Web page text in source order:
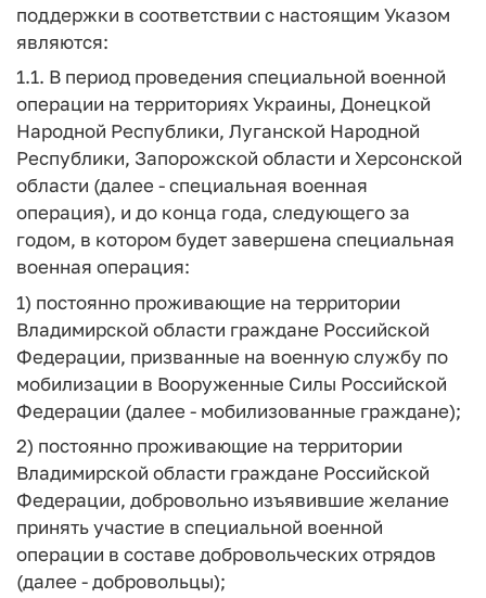
поддержки в соответствии с настоящим Указом
являются:
1.1. В период проведения специальной военной
операции на территориях Украины, Донецкой
Народной Республики, Луганской Народной
Республики, Запорожской области и Херсонской
области (далее - специальная военная
операция), и до конца года, следующего за
годом, в котором будет завершена специальная
военная операция:
1) постоянно проживающие на территории
Владимирской области граждане Российской
Федерации, призванные на военную службу по
мобилизации в Вооруженные Силы Российской
Федерации (далее - мобилизованные граждане);
2) постоянно проживающие на территории
Владимирской области граждане Российской
Федерации, добровольно изъявившие желание
принять участие в специальной военной
операции в составе добровольческих отрядов
(далее - добровольцы);